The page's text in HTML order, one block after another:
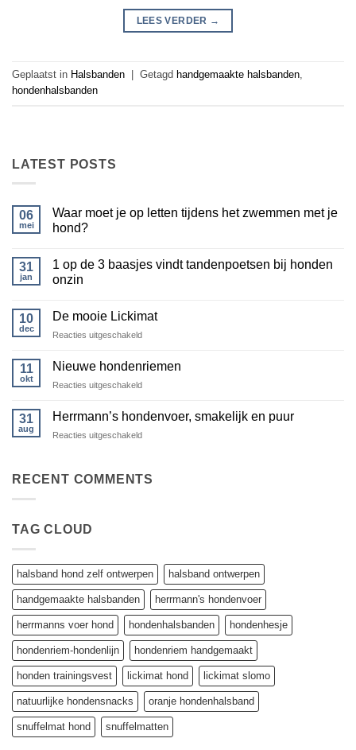
LEES VERDER →
Geplaatst in Halsbanden Getagd handgemaakte halsbanden,
hondenhalsbanden
LATEST POSTS
06
mei
Waar moet je op letten tijdens het zwemmen met je
hond?
op
Waar
moet
letten
het
je
31
jan
1 op de 3 baasjes vindt tandenpoetsen bij honden
onzin
op
op
baasjes
tandenpoetsen
honden
onzin
10
dec
De mooie Lickimat
Reacties uitgeschakeldvoor
mooie
11
okt
Nieuwe hondenriemen
Reacties uitgeschakeldvoor
hondenriemen
31
aug
Herrmann’s hondenvoer, smakelijk en puur
Reacties uitgeschakeldvoor
smakelijk
RECENT COMMENTS
TAG CLOUD
halsband hond zelf ontwerpen halsband ontwerpen
handgemaakte halsbanden herrmann's hondenvoer
herrmanns voer hond hondenhalsbanden hondenhesje
hondenriem-hondenlijn hondenriem handgemaakt
honden trainingsvest lickimat hond lickimat slomo
natuurlijke hondensnacks oranje hondenhalsband
snuffelmat hond snuffelmatten